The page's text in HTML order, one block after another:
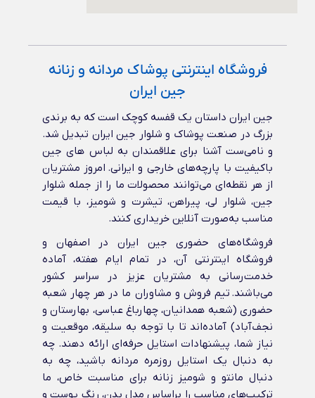
فروشگاه اینترنتی پوشاک مردانه و زنانه
جین ایران
جین ایران داستان یک قفسه کوچک است که به برندی
بزرگ در صنعت پوشاک و شلوار جین ایران تبدیل شد.
و نامی‌ست آشنا برای علاقمندان به لباس های جین
باکیفیت با پارچه‌های خارجی و ایرانی‌. امروز مشتریان
از هر نقطه‌ای می‌توانند محصولات ما را از جمله شلوار
جین، شلوار لی، پیراهن، تیشرت و شومیز، با قیمت
مناسب به‌صورت آنلاین خریداری کنند.
فروشگاه‌های حضوری جین ایران در اصفهان و
فروشگاه اینترنتی آن، در تمام ایام هفته، آماده
خدمت‌رسانی به مشتریان عزیز در سراسر کشور
می‌باشند. تیم فروش و مشاوران ما در هر چهار شعبه
حضوری (شعبه همدانیان، چهارباغ عباسی، بهارستان و
نجف‌آباد) آماده‌اند تا با توجه به سلیقه، موقعیت و
نیاز شما، پیشنهادات استایل حرفه‌ای ارائه دهند. چه
به دنبال یک استایل روزمره مردانه باشید، چه به
دنبال مانتو و شومیز زنانه برای مناسبت خاص، ما
ترکیب‌های مناسب را براساس مدل بدن، رنگ پوست و